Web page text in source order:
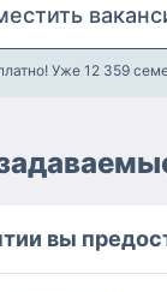
Уже 12 359
вы